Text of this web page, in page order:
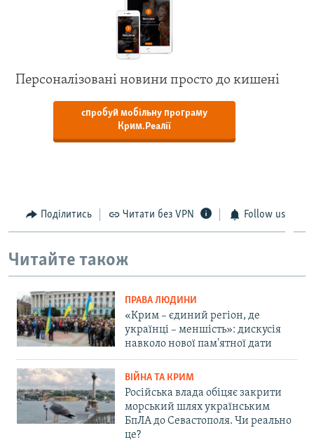
Персоналізовані новини просто до кишені
спробуй мобільну програму
Крим.Реалії
Поділитись Читати без VPN Follow us
Читайте також
ПРАВА ЛЮДИНИ
«Крим – єдиний регіон, де
українці – меншість»: дискусія
навколо нової пам'ятної дати
ВІЙНА ТА КРИМ
Російська влада обіцяє закрити
морський шлях українським
БпЛА до Севастополя. Чи реально
це?